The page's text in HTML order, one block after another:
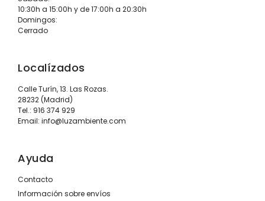
10:30h a 15:00h y de 17:00h a 20:30h
Domingos:
Cerrado
Localízados
Calle Turín, 13. Las Rozas.
28232 (Madrid)
Tel.: 916 374 929
Email: info@luzambiente.com
Ayuda
Contacto
Información sobre envíos